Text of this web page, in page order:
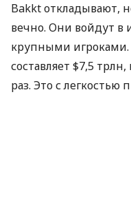
Bakkt откладывают,
вечно. Они войдут в
крупными игроками.
составляет $7,5
раз. Это с